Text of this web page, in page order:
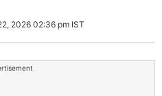
2026 02:36 pm IST